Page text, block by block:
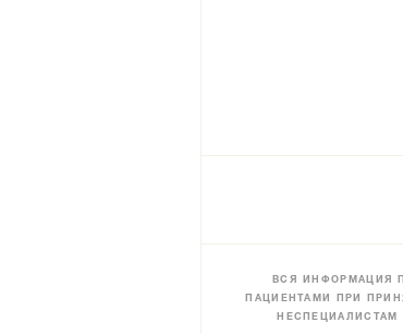
ВСЯ ИНФОРМАЦИЯ
ПАЦИЕНТАМИ ПРИ
НЕСПЕЦИАЛИСТАМ